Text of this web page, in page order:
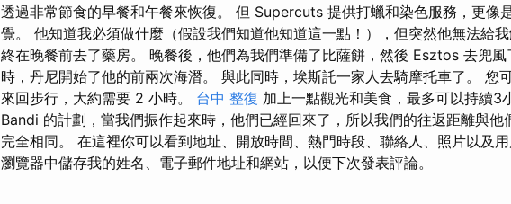
透過非常節食的早餐和午餐來恢復。 但 Supercuts 提供打蠟和染色服務，更像
覺。 他知道我必須做什麼（假設我們知道他知道這一點！），但突然他無法給
終在晚餐前去了藥房。 晚餐後，他們為我們準備了比薩餅，然後 Esztos 去兜
時，丹尼開始了他的前兩次海潛。 與此同時，埃斯託一家人去騎摩托車了。 您
來回步行，大約需要 2 小時。 台中 整復 加上一點觀光和美食，最多可以持續3
Bandi 的計劃，當我們振作起來時，他們已經回來了，所以我們的往返距離與他
完全相同。 在這裡你可以看到地址、開放時間、熱門時段、聯絡人、照片以及
瀏覽器中儲存我的姓名、電子郵件地址和網站，以便下次發表評論。